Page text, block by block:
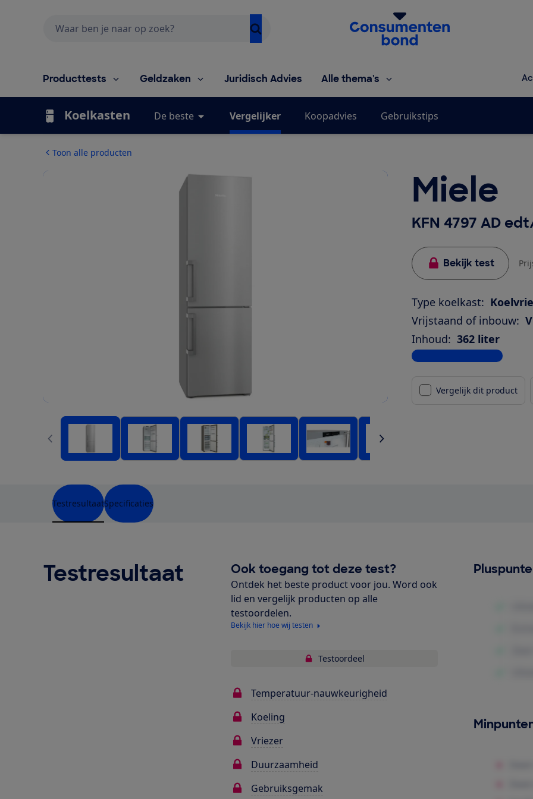
Homepage van de Consumentenbond
Producttests Geldzaken Juridisch Advies Alle thema's
Koelkasten De beste Vergelijker Koopadvies Gebruikstips
Toon alle producten
Miele
KFN 4797 AD
Bekijk test
Type koelkast:
Vrijstaand of inbouw:
Inhoud: 362 liter
Bekijk alle specificaties
Vergelijk dit product
TestresultaatSpecificaties
Testresultaat Ook toegang tot deze test?
Ontdek het beste product voor jou. Word ook
lid en vergelijk producten op alle
testoordelen.
Bekijk hier hoe wij testen
Testoordeel
Temperatuur-nauwkeurigheid
Koeling
Vriezer
Duurzaamheid
Gebruiksgemak